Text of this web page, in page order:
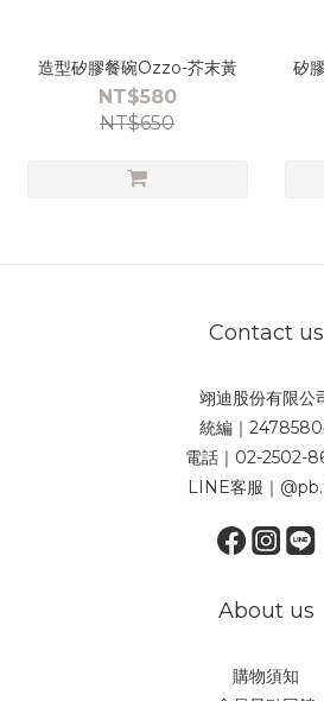
造型矽膠餐碗Ozzo-芥末黃
NT$580
NT$650
矽
Contact us
翊迪股份有限公
統編｜
電話｜02-2502-
LINE客服｜
About us
購物須知